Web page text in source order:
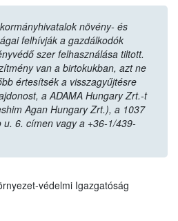
növény- és
felhívják a gazdálkodók
szer felhasználása tiltott.
van a birtokukban, azt ne
értesítsék a visszagyűjtésre
a ADAMA Hungary Zrt.-t
Agan Hungary Zrt.), a 1037
6. címen vagy a +36-1/439-
védelmi Igazgatóság